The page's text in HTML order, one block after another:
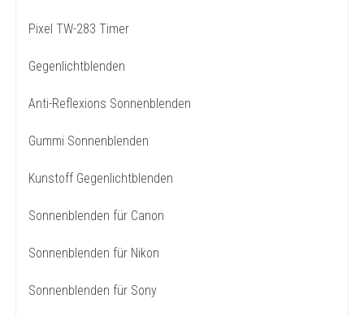
Pixel TW-283 Timer
Gegenlichtblenden
Anti-Reflexions Sonnenblenden
Gummi Sonnenblenden
Kunstoff Gegenlichtblenden
Sonnenblenden für Canon
Sonnenblenden für Nikon
Sonnenblenden für Sony